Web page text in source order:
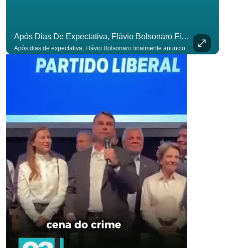
Após Dias De Expectativa, Flávio Bolsonaro Finalmente Anunciou Seu Vice. #OAntagonista
Após dias de expectativa, Flávio Bolsonaro finalmente anunciou seu vice. #OAntagonista Se você busca informação com credibilidade, inscreva-se agora e ative o